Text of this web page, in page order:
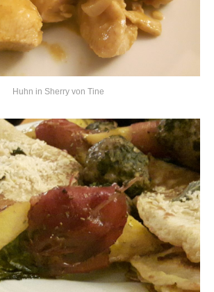
Huhn in Sherry von Tine